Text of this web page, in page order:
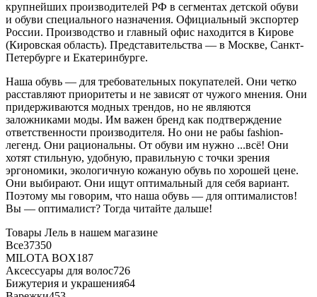
крупнейших производителей РФ в сегментах детской обуви
и обуви специального назначения. Официальный экспортер
России. Производство и главный офис находится в Кирове
(Кировская область). Представительства — в Москве, Санкт-
Петербурге и Екатеринбурге.
Наша обувь — для требовательных покупателей. Они четко
расставляют приоритеты и не зависят от чужого мнения. Они
придерживаются модных трендов, но не являются
заложниками моды. Им важен бренд как подтверждение
ответственности производителя. Но они не рабы fashion-
легенд. Они рациональны. От обуви им нужно ...всё! Они
хотят стильную, удобную, правильную с точки зрения
эргономики, экологичную кожаную обувь по хорошей цене.
Они выбирают. Они ищут оптимальный для себя вариант.
Поэтому мы говорим, что наша обувь — для оптималистов!
Вы — оптималист? Тогда читайте дальше!
Товары Лель в нашем магазине
Все37350
MILOTA BOX187
Аксессуары для волос726
Бижутерия и украшения64